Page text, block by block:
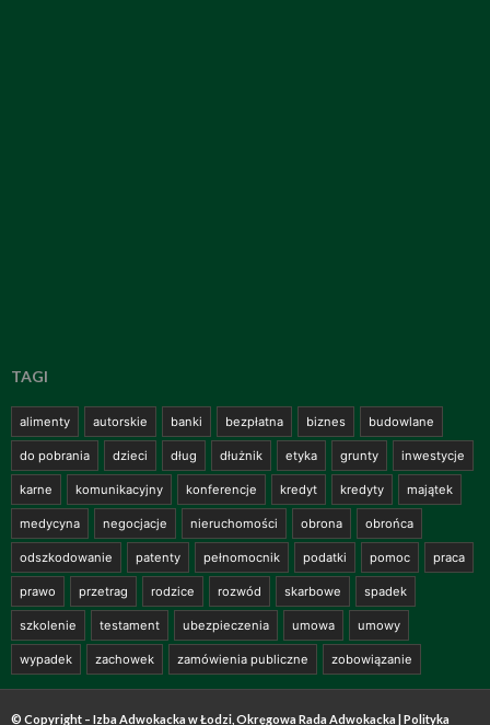
TAGI
alimenty autorskie banki bezpłatna biznes budowlane
do pobrania dzieci dług dłużnik etyka grunty inwestycje
karne komunikacyjny konferencje kredyt kredyty majątek
medycyna negocjacje nieruchomości obrona obrońca
odszkodowanie patenty pełnomocnik podatki pomoc praca
prawo przetrag rodzice rozwód skarbowe spadek
szkolenie testament ubezpieczenia umowa umowy
wypadek zachowek zamówienia publiczne zobowiązanie
© Copyright – Izba Adwokacka w Łodzi, Okręgowa Rada Adwokacka | Polityka